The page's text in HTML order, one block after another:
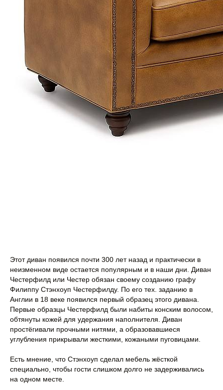
Этот диван появился почти 300 лет назад и практически в
неизменном виде остается популярным и в наши дни. Диван
Честерфилд или Честер обязан своему созданию графу
Филиппу Стэнхоуп Честерфилду. По его тех. заданию в
Англии в 18 веке появился первый образец этого дивана.
Первые образцы Честерфилд были набиты конским волосом,
обтянуты кожей для удержания наполнителя. Диван
простёгивали прочными нитями, а образовавшиеся
углубления прикрывали жесткими, кожаными пуговицами.
Есть мнение, что Стэнхоуп сделал мебель жёсткой
специально, чтобы гости слишком долго не задерживались
на одном месте.